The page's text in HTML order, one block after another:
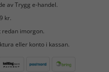
av Trygg e-handel.
kr.
redan imorgon.
eller konto i kassan.